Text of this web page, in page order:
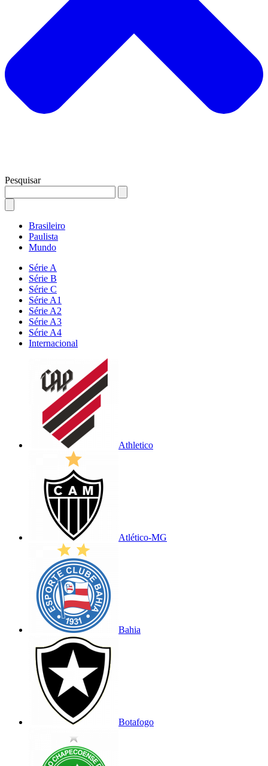
Pesquisar
Brasileiro
Paulista
Mundo
Série A
Série B
Série C
Série A1
Série A2
Série A3
Série A4
Internacional
Athletico
Atlético-MG
Bahia
Botafogo